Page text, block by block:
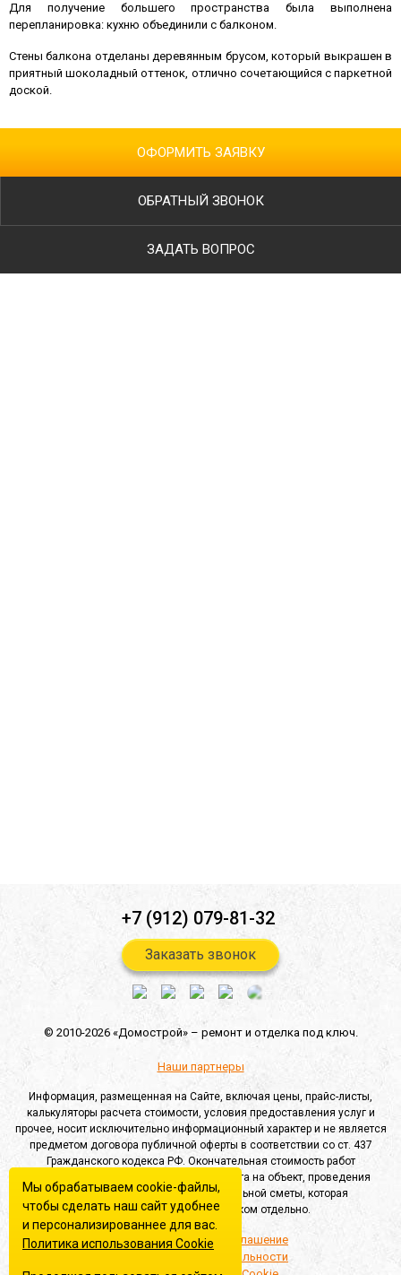
Для получение большего пространства была выполнена
перепланировка: кухню объединили с балконом.
Стены балкона отделаны деревянным брусом, который выкрашен в
приятный шоколадный оттенок, отлично сочетающийся с паркетной
доской.
ОФОРМИТЬ ЗАЯВКУ
ОБРАТНЫЙ ЗВОНОК
ЗАДАТЬ ВОПРОС
© 2010-2026 «Домострой» – ремонт и отделка под ключ.
Наши партнеры
+7 (912) 079-81-32
Заказать звонок
Информация, размещенная на Сайте, включая цены, прайс-листы,
калькуляторы расчета стоимости, условия предоставления услуг и
прочее, носит исключительно информационный характер и не является
предметом договора публичной оферты в соответствии со ст. 437
Гражданского кодекса РФ. Окончательная стоимость работ
определяется после выезда специалиста на объект, проведения
замеров и составления индивидуальной сметы, которая
согласовывается с Заказчиком отдельно.
Пользовательское соглашение
Политика конфиденциальности
Мы обрабатываем cookie-файлы,
чтобы сделать наш сайт удобнее
и персонализированнее для вас.
Политика использования Сookie